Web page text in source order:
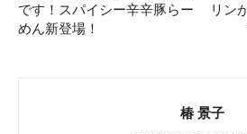
です！スパイシー辛辛豚らー
めん新登場！
リン
椿 景子